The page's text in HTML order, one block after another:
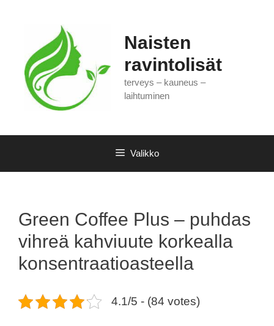
Naisten
ravintolisät
terveys – kauneus –
laihtuminen
Valikko
Green Coffee Plus – puhdas
vihreä kahviuute korkealla
konsentraatioasteella
4.1/5 - (84 votes)